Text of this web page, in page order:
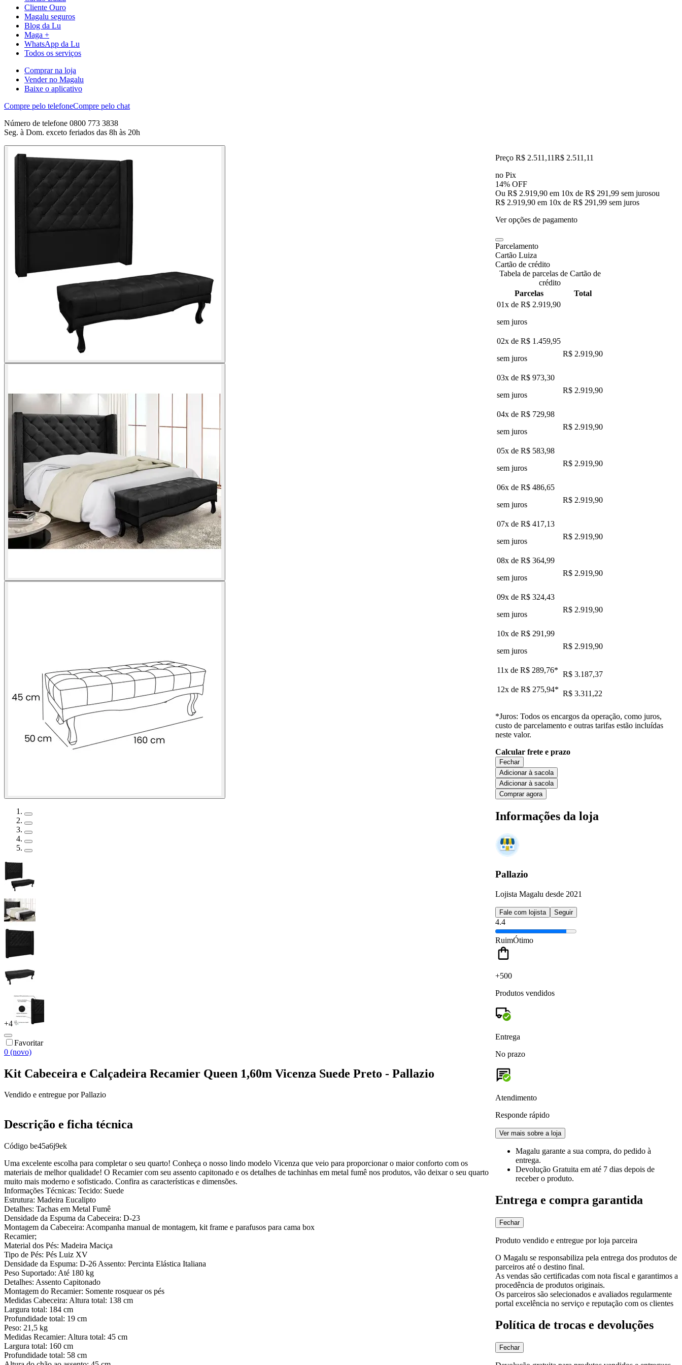
Cliente Ouro
Magalu seguros
Blog da Lu
Maga +
WhatsApp da Lu
Todos os serviços
Comprar na loja
Vender no Magalu
Baixe o aplicativo
Compre pelo telefoneCompre pelo chat
Número de telefone 0800 773 3838
Seg. à Dom. exceto feriados das 8h às 20h
+4
Favoritar
0 (novo)
Kit Cabeceira e Calçadeira Recamier Queen 1,60m Vicenza Suede Preto - Pallazio
Vendido e entregue por Pallazio
Preço R$ 2.511,11R$ 2.511 ,11
no Pix
14% OFF
Ou R$ 2.919,90 em 10x de R$ 291,99 sem jurosou
R$ 2.919,90 em 10x de R$ 291,99 sem juros
Ver opções de pagamento
Parcelamento
Cartão Luiza
Cartão de crédito
Tabela de parcelas de Cartão de
crédito
Parcelas
Total
01x de R$ 2.919,90
sem juros
02x de R$ 1.459,95
sem juros
R$ 2.919,90
03x de R$ 973,30
sem juros
R$ 2.919,90
04x de R$ 729,98
sem juros
R$ 2.919,90
05x de R$ 583,98
sem juros
R$ 2.919,90
06x de R$ 486,65
sem juros
R$ 2.919,90
07x de R$ 417,13
sem juros
R$ 2.919,90
08x de R$ 364,99
sem juros
R$ 2.919,90
09x de R$ 324,43
sem juros
R$ 2.919,90
10x de R$ 291,99
sem juros
R$ 2.919,90
11x de R$ 289,76* R$ 3.187,37
12x de R$ 275,94* R$ 3.311,22
*Juros: Todos os encargos da operação, como juros,
custo de parcelamento e outras tarifas estão incluídas
neste valor.
Calcular frete e prazo
Fechar
Adicionar à sacola
Adicionar à sacola
Comprar agora
Informações da loja
Pallazio
Lojista Magalu desde 2021
Fale com lojista Seguir
4.4
RuimÓtimo
+500
Produtos vendidos
Entrega
No prazo
Atendimento
Responde rápido
Ver mais sobre a loja
Magalu garante a sua compra, do pedido à
entrega.
Devolução Gratuita em até 7 dias depois de
receber o produto.
Entrega e compra garantida
Fechar
Produto vendido e entregue por loja parceira
O Magalu se responsabiliza pela entrega dos produtos de
parceiros até o destino final.
As vendas são certificadas com nota fiscal e garantimos a
procedência de produtos originais.
Os parceiros são selecionados e avaliados regularmente
portal excelência no serviço e reputação com os clientes
Política de trocas e devoluções
Fechar
Descrição e ficha técnica
Código be45a6j9ek
Uma excelente escolha para completar o seu quarto! Conheça o nosso lindo modelo Vicenza que veio para proporcionar o maior conforto com os
materiais de melhor qualidade! O Recamier com seu assento capitonado e os detalhes de tachinhas em metal fumê nos produtos, vão deixar o seu quarto
muito mais moderno e sofisticado. Confira as características e dimensões.
Informações Técnicas: Tecido: Suede
Estrutura: Madeira Eucalipto
Detalhes: Tachas em Metal Fumê
Densidade da Espuma da Cabeceira: D-23
Montagem da Cabeceira: Acompanha manual de montagem, kit frame e parafusos para cama box
Recamier;
Material dos Pés: Madeira Maciça
Tipo de Pés: Pés Luiz XV
Densidade da Espuma: D-26 Assento: Percinta Elástica Italiana
Peso Suportado: Até 180 kg
Detalhes: Assento Capitonado
Montagem do Recamier: Somente rosquear os pés
Medidas Cabeceira: Altura total: 138 cm
Largura total: 184 cm
Profundidade total: 19 cm
Peso: 21,5 kg
Medidas Recamier: Altura total: 45 cm
Largura total: 160 cm
Profundidade total: 58 cm